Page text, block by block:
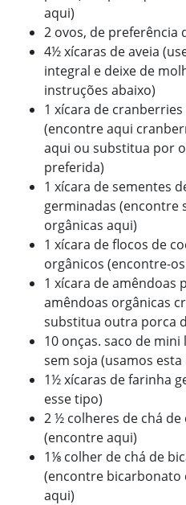
aqui)
2 ovos, de preferência
4½ xícaras de aveia
integral e deixe de
instruções abaixo)
1 xícara de cranberries
(encontre aqui
aqui ou substitua por
preferida)
1 xícara de sementes
germinadas (encontre
orgânicas aqui)
1 xícara de flocos de
orgânicos (encontre-
1 xícara de amêndoas
amêndoas orgânicas
substitua outra porca
10 onças. saco de
sem soja (usamos esta
1½ xícaras de farinha
esse tipo)
2 ½ colheres de chá de
(encontre aqui)
1⅛ colher de chá de
(encontre bicarbonato
aqui)